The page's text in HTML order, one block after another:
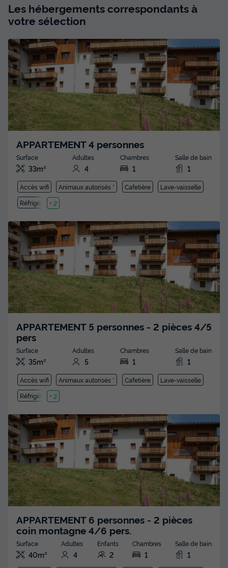
Les hébergements correspondants à
votre sélection
APPARTEMENT 4 personnes
Surface
33m²
Adultes
4
Chambres
1
Salle de bain
1
Accès wifi Animaux autorisés * Cafetière
Lave-vaisselle
Réfrigérateur
+ 2
APPARTEMENT 5 personnes - 2 pièces 4/5
pers
Surface
35m²
Adultes
5
Chambres
1
Salle de bain
1
Accès wifi Animaux autorisés * Cafetière
Lave-vaisselle
Réfrigérateur
+ 2
APPARTEMENT 6 personnes - 2 pièces
coin montagne 4/6 pers.
Surface
40m²
Adultes
4
Enfants
2
Chambres
1
Salle de bain
1